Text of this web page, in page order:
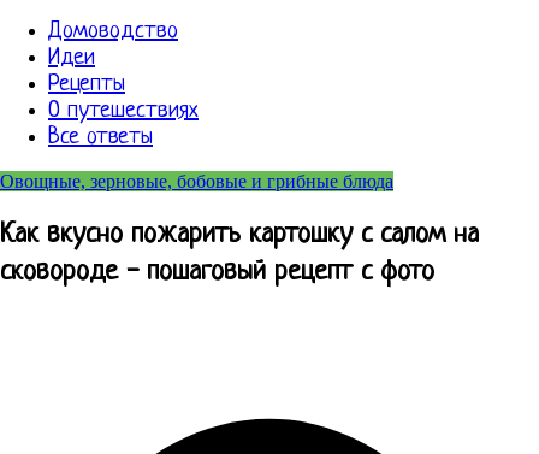
Домоводство
Идеи
Рецепты
О путешествиях
Все ответы
Овощные, зерновые, бобовые и грибные блюда
Как вкусно пожарить картошку с салом на
сковороде - пошаговый рецепт с фото